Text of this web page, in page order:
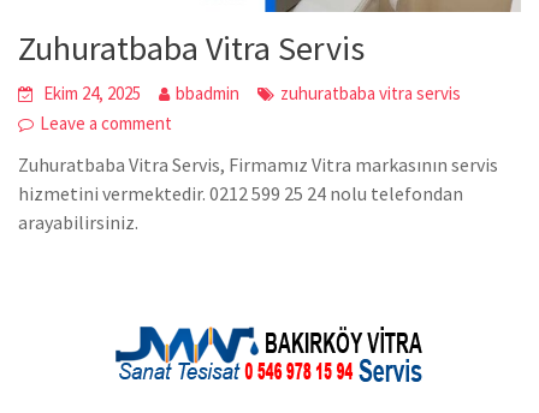
Zuhuratbaba Vitra Servis
Ekim 24, 2025 bbadmin
zuhuratbaba vitra servis
Leave a comment
Zuhuratbaba Vitra Servis, Firmamız Vitra markasının servis
hizmetini vermektedir. 0212 599 25 24 nolu telefondan
arayabilirsiniz.